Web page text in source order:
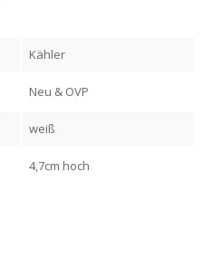
Kähler
Neu & OVP
weiß
4,7cm hoch